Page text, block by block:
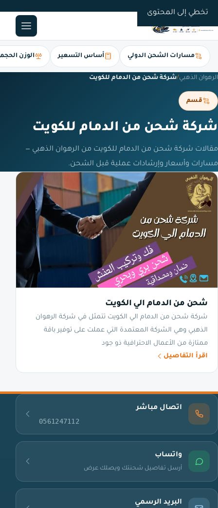
تخطي إلى المحتوى
مسارات الشحن الدولي أساس التسعير الوزن
الرهوان الذهبي/شركة شحن من الدمام للكويت
قسم
شركة شحن من الدمام للكويت
مقالات شركة شحن من الدمام للكويت من الرهوان الذهبي —
مسارات وأسعار وإرشادات عملية قبل الشحن.
شحن من الدمام الي الكويت
شركة شحن من الدمام الي الكويت تتمثل في شركة الرهوان
الذهبي وهي الشركة المعتمدة التي عملت على توفير باقة
ممتازة من الأعمال الاحترافية ذو جود
اقرأ التفاصيل
اتصال مباشر
0561247112
واتساب
أرسل تفاصيل شحنتك ويصلك عرض
البريد الرسمي